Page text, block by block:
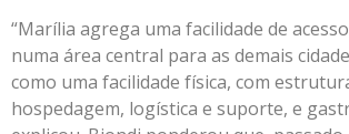
“Marília agrega uma facilidade de
numa área central para as demais
como uma facilidade física, com
hospedagem, logística e suporte, e